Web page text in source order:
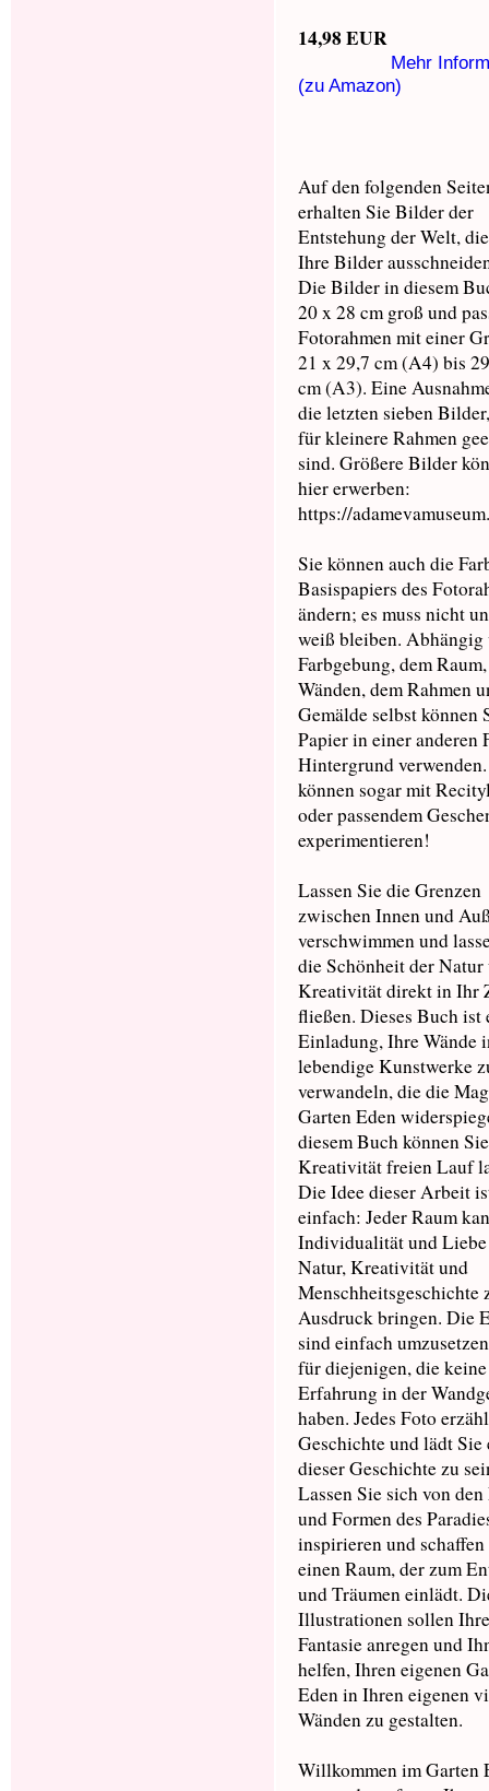
14,98 EUR
Mehr
(zu Amazon)
Auf den folgenden
erhalten Sie Bilder der
Entstehung der Welt,
Ihre Bilder
Die Bilder in diesem
20 x 28 cm groß und
Fotorahmen mit einer
21 x 29,7 cm (A4) bis
cm (A3). Eine
die letzten sieben
für kleinere Rahmen
sind. Größere Bilder
hier erwerben:
https://
Sie können auch die
Basispapiers des
ändern; es muss nicht
weiß bleiben. Abhängig
Farbgebung, dem
Wänden, dem Rahmen
Gemälde selbst können
Papier in einer anderen
Hintergrund
können sogar mit
oder passendem
experimentieren!
Lassen Sie die Grenzen
zwischen Innen und
verschwimmen und
die Schönheit der Natur
Kreativität direkt in Ihr
fließen. Dieses Buch ist
Einladung, Ihre Wände
lebendige Kunstwerke
verwandeln, die die
Garten Eden
diesem Buch können
Kreativität freien Lauf
Die Idee dieser Arbeit
einfach: Jeder Raum
Individualität und
Natur, Kreativität und
Menschheitsgeschichte
Ausdruck bringen. Die
sind einfach
für diejenigen, die keine
Erfahrung in der
haben. Jedes Foto
Geschichte und lädt
dieser Geschichte zu
Lassen Sie sich von den
und Formen des
inspirieren und schaffen
einen Raum, der zum
und Träumen einlädt.
Illustrationen sollen Ihre
Fantasie anregen und
helfen, Ihren eigenen
Eden in Ihren eigenen
Wänden zu gestalten.
Willkommen im Garten